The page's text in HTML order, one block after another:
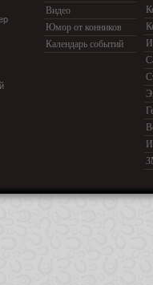
Видео
Юмор от конников
Календарь событий